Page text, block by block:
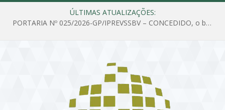
ÚLTIMAS ATUALIZAÇÕES:
PORTARIA Nº 025/2026-GP/IPREVSSBV – CONCEDIDO, o benefício de PENSÃO a MARIA ESTELA DOS SANTOS SOUZA